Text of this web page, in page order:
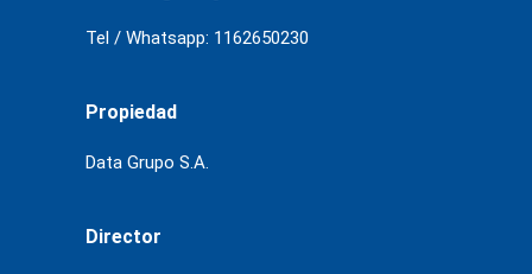
Tel / Whatsapp: 1162650230
Propiedad
Data Grupo S.A.
Director